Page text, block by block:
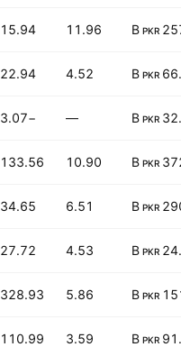
PKR
11.96
15.94
PKR
4.52
22.94
PKR
—
−3.07
PKR
10.90
133.56
PKR
6.51
34.65
PKR
4.53
27.72
PKR
5.86
328.93
PKR
3.59
110.99